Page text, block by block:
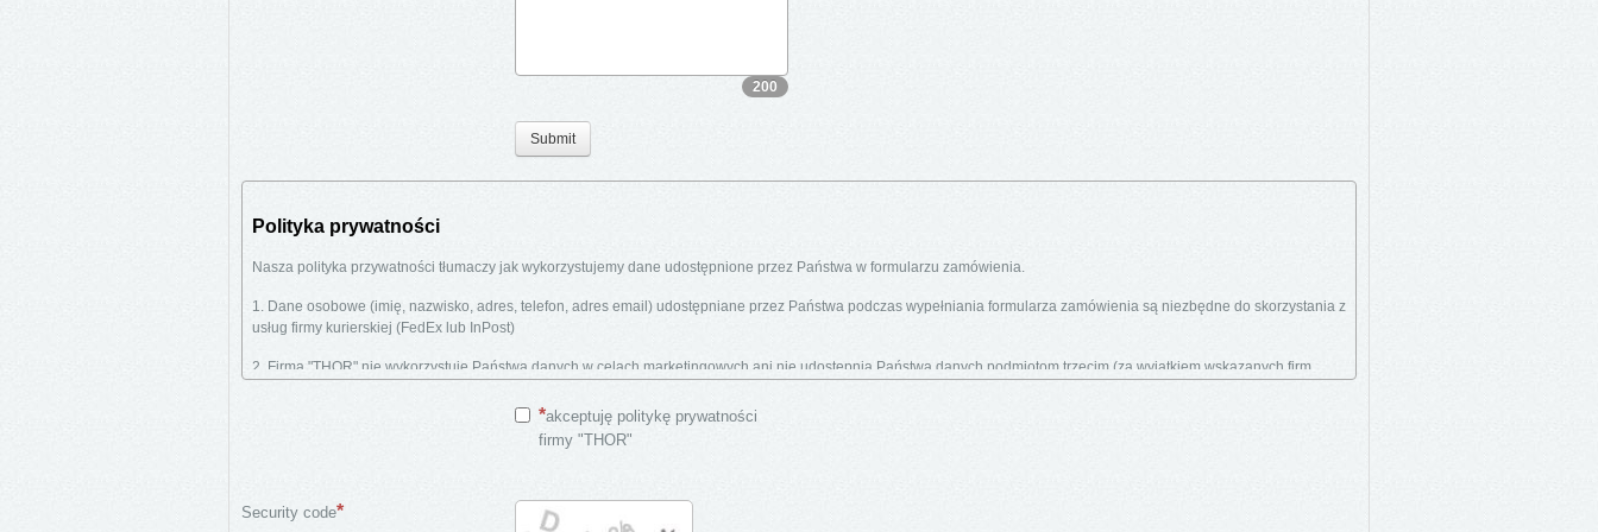
200
Submit
Polityka prywatności
Nasza polityka przywatności tłumaczy jak wykorzystujemy dane udostępnione przez Państwa w formularzu zamówienia.
1. Dane osobowe (imię, nazwisko, adres, telefon, adres email) udostępniane przez Państwa podczas wypełniania formularza zamówienia są niezbędne do skorzystania z
usług firmy kurierskiej (FedEx lub InPost)
2. Firma "THOR" nie wykorzystuje Państwa danych w celach marketingowych ani nie udostępnia Państwa danych podmiotom trzecim (za wyjątkiem wskazanych firm
3. Dane klientów (osób prywatnych) usuwamy z naszej skrzynki pocztowej do 30 dni po dostarczeniu Państwu zamówionego towaru.
Łacza
akceptuję politykę prywatności
firmy "THOR"
Security code